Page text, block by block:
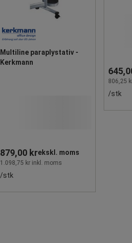
Multiline paraplystativ -
Kerkmann
879,00 krekskl. moms
1.098,75 kr inkl. moms
/stk
806,25
/stk